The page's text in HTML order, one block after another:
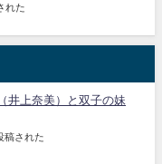
れた
井上奈美）と双子の妹
稿された